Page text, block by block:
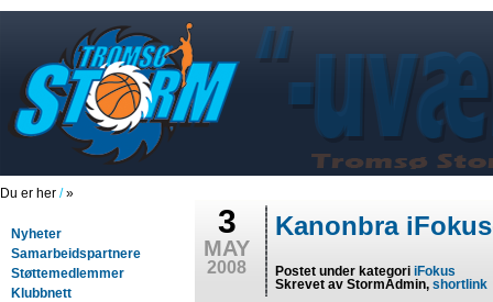
Du er her /»
Nyheter
Samarbeidspartnere
Støttemedlemmer
Klubbnett
3
MAY
2008
Kanonbra
Postet under kategoriiFokus
Skrevet av StormAdmin,shortlink